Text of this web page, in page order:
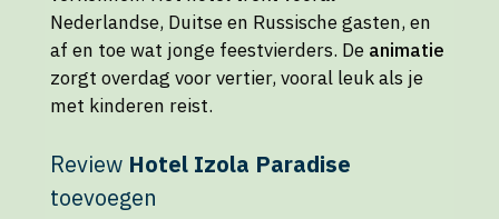
Nederlandse, Duitse en Russische gasten, en
af en toe wat jonge feestvierders. De animatie
zorgt overdag voor vertier, vooral leuk als je
met kinderen reist.
Review Hotel Izola Paradise
toevoegen